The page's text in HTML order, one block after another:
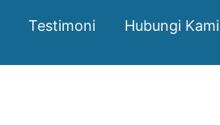
Testimoni Hubungi Kami